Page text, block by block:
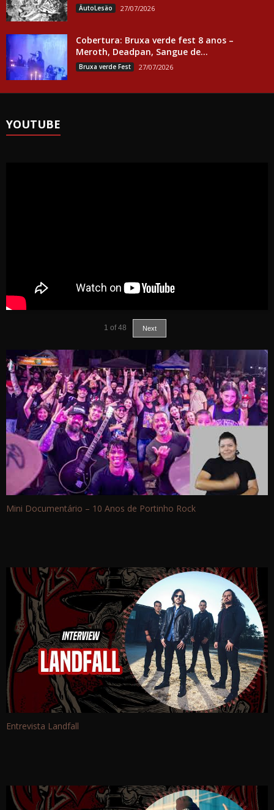
ÄutoLesäo 27/07/2026
Cobertura: Bruxa verde fest 8 anos –
Meroth, Deadpan, Sangue de...
Bruxa verde Fest 27/07/2026
YOUTUBE
1 of 48 Next
Mini Documentário – 10 Anos de Portinho Rock
Entrevista Landfall